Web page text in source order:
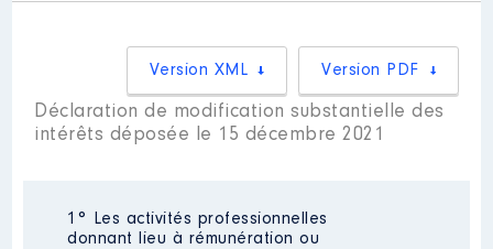
Version PDF
Version XML
Déclaration de modification substantielle des
intérêts déposée le 15 décembre 2021
1° Les activités professionnelles
donnant lieu à rémunération ou